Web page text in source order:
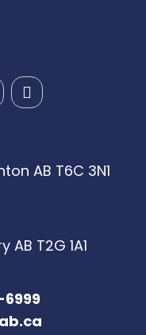
AB T6C 3N1
AB T2G 1A1